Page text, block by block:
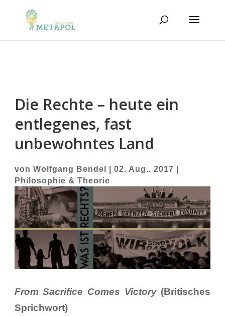
Die Rechte – heute ein
entlegenes, fast
unbewohntes Land
von Wolfgang Bendel 02. Aug.. 2017
Philosophie & Theorie
From Sacrifice Comes Victory (Britisches
Sprichwort)